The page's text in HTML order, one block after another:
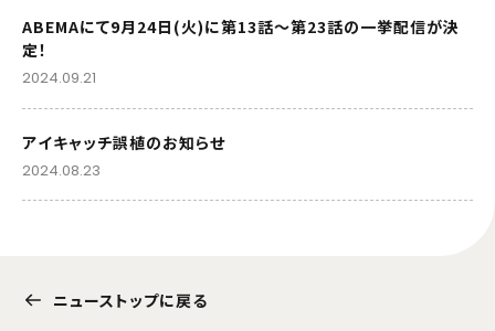
ABEMAにて9月24日(火)に第13話～第23話の一挙配信が決
定！
2024.09.21
アイキャッチ誤植のお知らせ
2024.08.23
ニューストップに戻る